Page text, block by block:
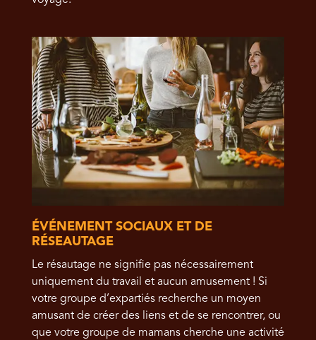
ÉVÉNEMENT SOCIAUX ET DE
RÉSEAUTAGE
Le résautage ne signifie pas nécessairement
uniquement du travail et aucun amusement ! Si
votre groupe d’expartiés recherche un moyen
amusant de créer des liens et de se rencontrer, ou
que votre groupe de mamans cherche une activité